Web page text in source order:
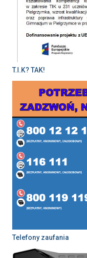
T.I.K? TAK!
Telefony zaufania